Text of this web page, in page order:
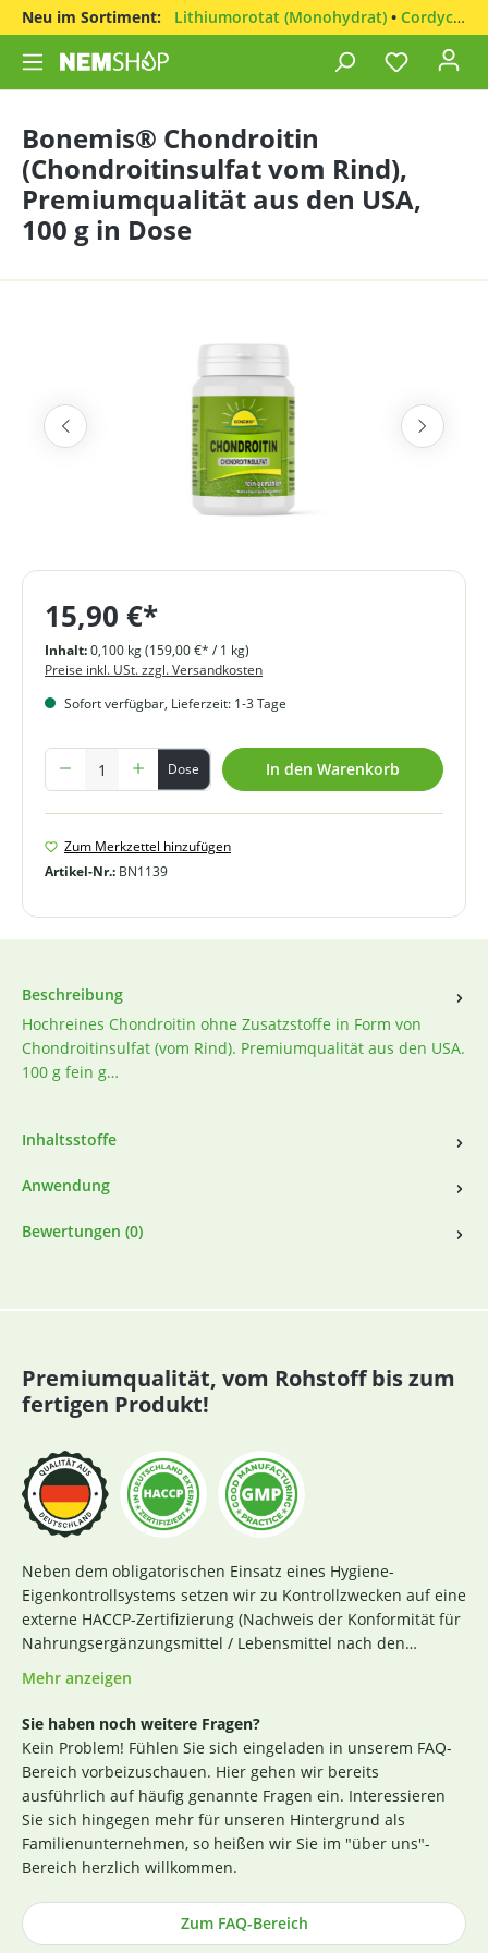
Neu im Sortiment: Lithiumorotat (Monohydrat) • Cordyceps sinensis
Bonemis® Chondroitin
(Chondroitinsulfat vom Rind),
Premiumqualität aus den USA,
100 g in Dose
15,90 €*
Inhalt:0,100 kg(159,00 €* / 1 kg)
Preise inkl. USt. zzgl. Versandkosten
Sofort verfügbar, Lieferzeit: 1-3 Tage
Produkt Anzahl: Gib den gewünschten Wert ein oder benutze die
Dose In den Warenkorb
Zum Merkzettel hinzufügen
Artikel-Nr.: BN1139
Beschreibung
Hochreines Chondroitin ohne Zusatzstoffe in Form von
Chondroitinsulfat (vom Rind). Premiumqualität aus den USA.
100 g fein g…
Inhaltsstoffe
Anwendung
Bewertungen (0)
Premiumqualität, vom Rohstoff bis zum
fertigen Produkt!
Neben dem obligatorischen Einsatz eines Hygiene-
Eigenkontrollsystems setzen wir zu Kontrollzwecken auf eine
externe HACCP-Zertifizierung (Nachweis der Konformität für
Nahrungsergänzungsmittel / Lebensmittel nach den
Richtlinien des Codex Alimentarius und der Verordnung EG
Nr. 852 / 2004 des Europäischen Parlaments). Das aktuelle
Zertifikat finden Siehier
. Darüber hinaus beginnt für uns
die Sicherstellung einer erstklassigen Produktqualität
bereits bei der strengen Durchleuchtung und Auswahl
unserer (Rohstoff-)Lieferanten. Die Produktion nach GMP-
Richtlinie ist hierbei ein wichtiges Kriterium. Losgelöst von
den Tests der Hersteller untersuchen wir zusätzlich, ohne
rechtlich dazu verpflichtet zu sein, einen Großteil der
weisen dies durch die Veröffentlichung entsprechender
Zertifikate nach (im Regelfall direkt an der
Mehr anzeigen
Sie haben noch weitere Fragen?
Kein Problem! Fühlen Sie sich eingeladen in unserem FAQ-
Bereich vorbeizuschauen. Hier gehen wir bereits
ausführlich auf häufig genannte Fragen ein. Interessieren
Sie sich hingegen mehr für unseren Hintergrund als
Familienunternehmen, so heißen wir Sie im "über uns"-
Bereich herzlich willkommen.
Zum FAQ-Bereich